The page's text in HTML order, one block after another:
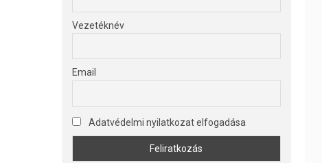
Vezetéknév
Email
Adatvédelmi nyilatkozat elfogadása